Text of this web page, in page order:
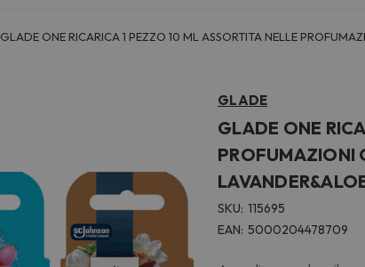
GLADE ONE RICARICA 1 PEZZO 10 ML ASSORTITA NELLE
GLADE
GLADE ONE
PROFUMAZIONI
SKU: 115695
EAN: 5000204478709